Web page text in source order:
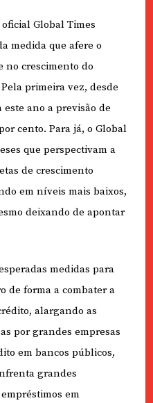
Global Times
medida que afere o
no crescimento do
primeira vez, desde
este ano a previsão de
cento. Para já, o Global
que perspectivam a
de crescimento
em níveis mais baixos,
deixando de apontar
medidas para
de forma a combater a
alargando as
por grandes empresas
em bancos públicos,
grandes
em